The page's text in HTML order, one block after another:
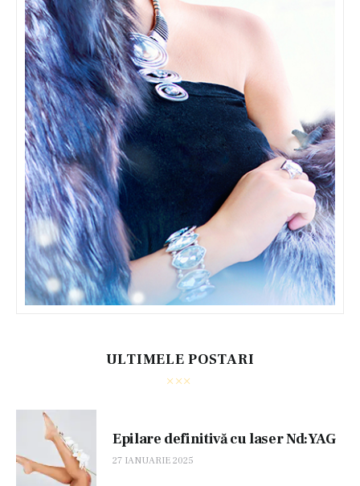
ULTIMELE POSTARI
Epilare definitivă cu laser Nd:YAG
27 IANUARIE 2025